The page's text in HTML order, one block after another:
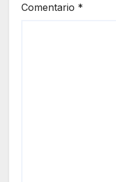
Comentario *